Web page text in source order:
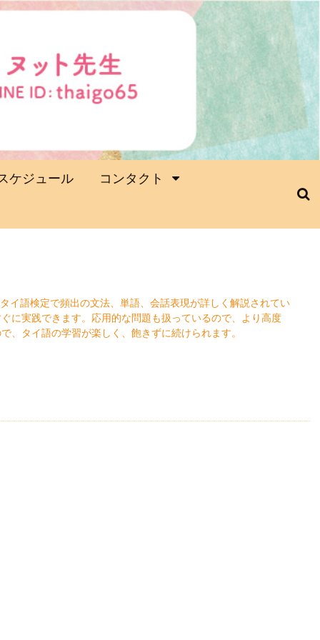
ケジュール
コンタクト
イ語検定で頻出の文法、単語、会話表現が詳しく解説されてい
に実践できます。応用的な問題も扱っているので、より高度
、タイ語の学習が楽しく、飽きずに続けられます。